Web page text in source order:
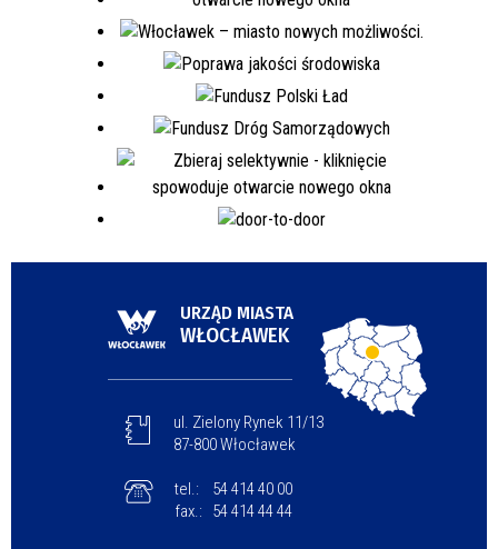
URZĄD MIASTA
WŁOCŁAWEK
ul. Zielony Rynek 11/13
87-800 Włocławek
tel.:
54 414 40 00
fax.:
54 414 44 44